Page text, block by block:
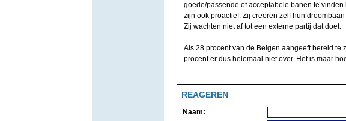
goede/passende of acceptabele banen te
zijn ook proactief. Zij creëren zelf hun
Zij wachten niet af tot een externe partij dat doet.
Als 28 procent van de Belgen aangeeft bereid te
procent er dus helemaal niet over. Het is maar
REAGEREN
Naam: